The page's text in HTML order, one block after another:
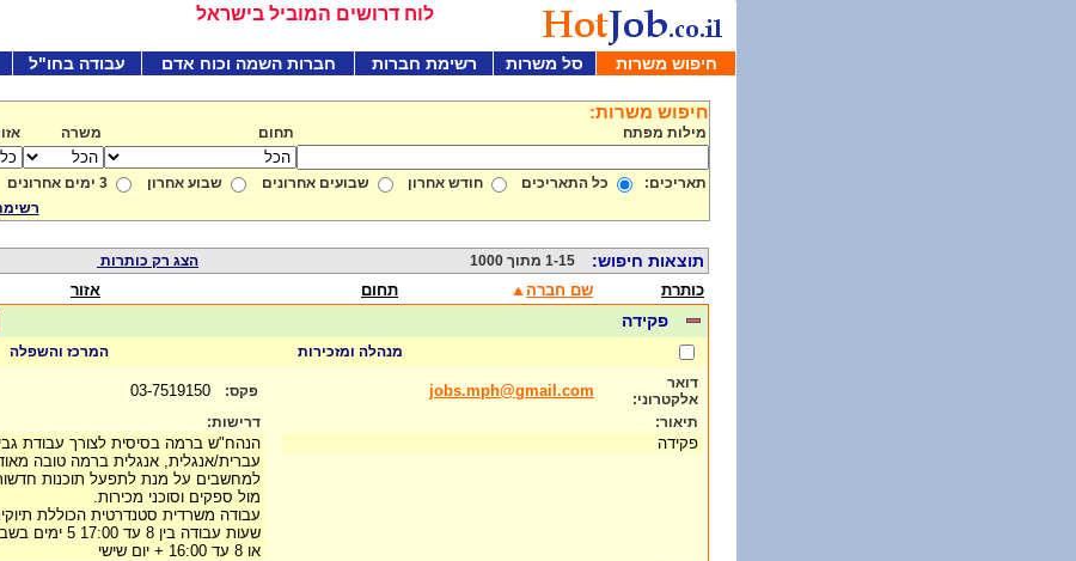
לוח דרושים המוביל בישראל
חיפוש משרות סל משרות רשימת חברות חברות השמה וכוח אדם עבודה בחו"ל
חיפוש משרות:
מילות מפתח תחום משרה
תאריכים: כל התאריכים חודש אחרון שבועים אחרונים שבוע אחרון 3 ימים אחרונים
תוצאות חיפוש: 1-15 מתוך 1000 הצג רק כותרות
כותרת שם חברה תחום אזור
פקידה
מנהלה ומזכירות המרכז והשפלה
דואר
אלקטרוני:
jobs.mph@gmail.com פקס:
תיאור:
פקידה
דרישות:
הנהח"ש ברמה בסיסית לצורך עבודת
עברית/אנגלית, אנגלית ברמה טובה
למחשבים על מנת לתפעל תוכנות
מול ספקים וסוכני מכירות.
עבודה משרדית סטנדרטית הכוללת
שעות עבודה בין 8 עד 17:00 5 ימים בשבוע
או 8 עד 16:00 + יום שישי